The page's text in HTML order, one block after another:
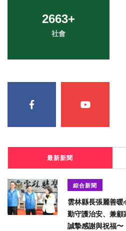
2663+
社會
最新新聞
綜合新聞
雲林縣長張麗善
勤守護治安、兼
誠摯感謝與祝福〜